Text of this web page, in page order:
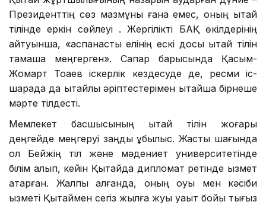
Президенттің сөз мазмұны ғана емес, оның қытай
тілінде еркін сөйлеуі . Жергілікті БАҚ өкілдерінің
айтуынша, «аспанасты елінің ескі досы қытай тілін
тамаша меңгерген». Сапар барысында Қасым-
Жомарт Тоқаев іскерлік кездесуде де, ресми іс-
шарада да қытайлық әріптестерімен қытайша бірнеше
мәрте тілдесті.
Мемлекет басшысының қытай тілін жоғары
деңгейде меңгеруі заңды құбылыс. Жастық шағында
ол Бейжің тіл және мәдениет университетінде
білім алып, кейін Қытайда дипломат ретінде қызмет
атқарған. Жалпы алғанда, оның оқуы мен кәсіби
қызметі Қытаймен сегіз жылға жуық уақыт бойы тығыз